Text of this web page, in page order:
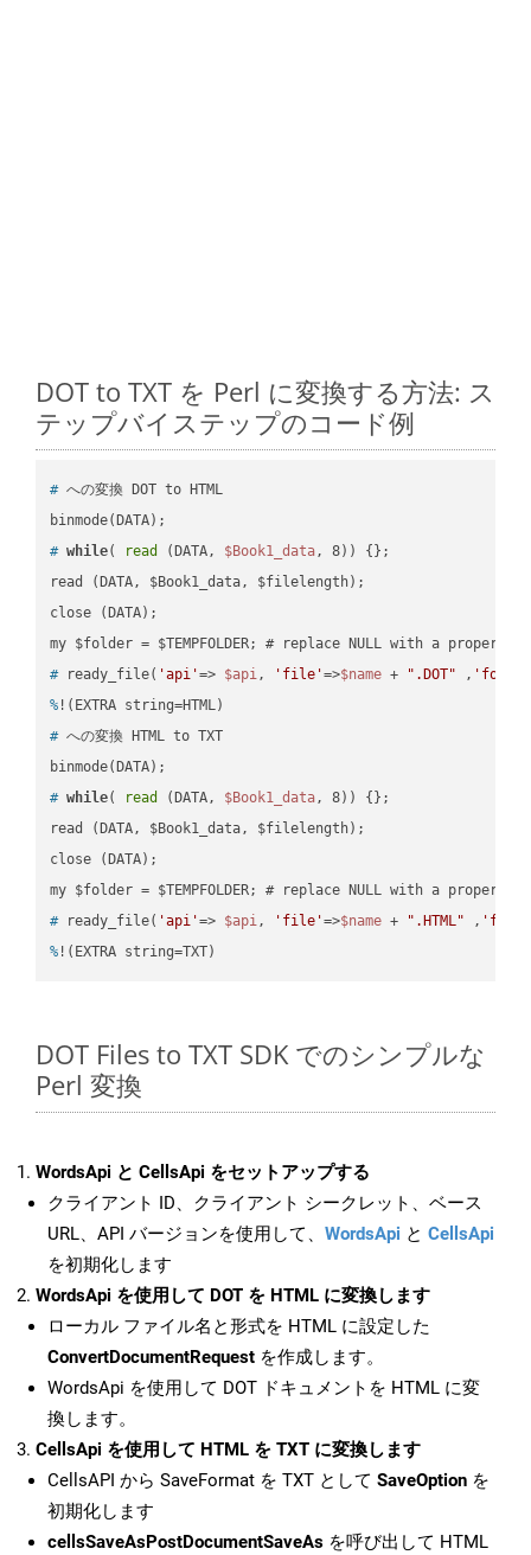
DOT to TXT を Perl に変換する方法: ス
テップバイステップのコード例
# への変換 DOT to HTML
# while( read (DATA, $Book1_data, 8)) {};
read (DATA, $Book1_data, $filelength);
close (DATA);
# ready_file( 'api'=> $api, 'file'=>$name + ".DOT" ,
% !(EXTRA string=HTML)
# への変換 HTML to TXT
# while( read (DATA, $Book1_data, 8)) {};
read (DATA, $Book1_data, $filelength);
close (DATA);
# ready_file( 'api'=> $api, 'file'=>$name + ".HTML" ,
% !(EXTRA string=TXT)
DOT Files to TXT SDK でのシンプルな
Perl 変換
WordsApi と CellsApi をセットアップする
クライアント ID、クライアント シークレット、ベース
URL、API バージョンを使用して、 WordsApi と CellsApi
を初期化します
WordsApi を使用して DOT を HTML に変換します
ローカル ファイル名と形式を HTML に設定した
ConvertDocumentRequest を作成します。
WordsApi を使用して DOT ドキュメントを HTML に変
換します。
CellsApi を使用して HTML を TXT に変換します
CellsAPI から SaveFormat を TXT として SaveOption を
初期化します
cellsSaveAsPostDocumentSaveAs を呼び出して HTML